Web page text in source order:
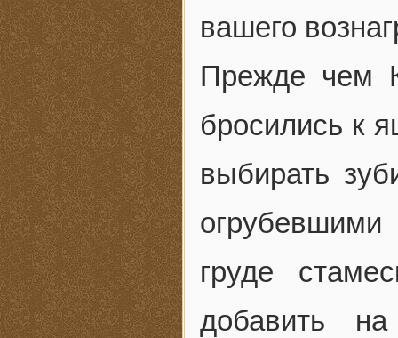
вашего
Прежде чем
бросились к
выбирать
груде
добавить